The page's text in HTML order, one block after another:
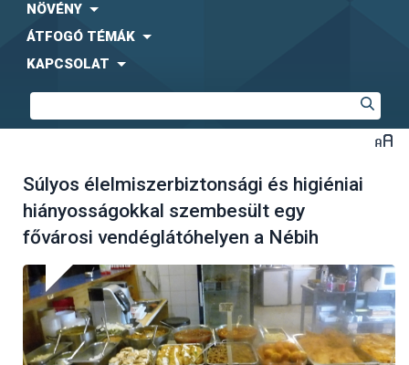
NÖVÉNY
ÁTFOGÓ TÉMÁK
KAPCSOLAT
Súlyos élelmiszerbiztonsági és higiéniai
hiányosságokkal szembesült egy
fővárosi vendéglátóhelyen a Nébih